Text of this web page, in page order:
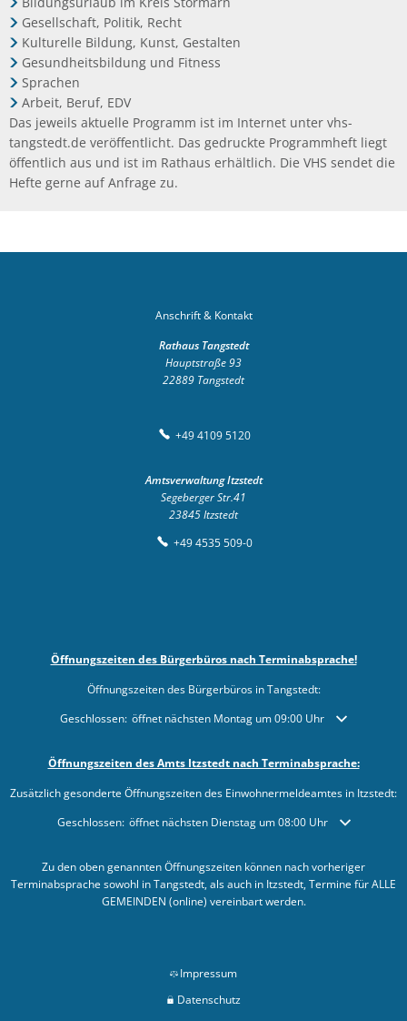
Gesellschaft, Politik, Recht
Kulturelle Bildung, Kunst, Gestalten
Gesundheitsbildung und Fitness
Sprachen
Arbeit, Beruf, EDV
Das jeweils aktuelle Programm ist im Internet unter vhs-
tangstedt.de veröffentlicht. Das gedruckte Programmheft liegt
öffentlich aus und ist im Rathaus erhältlich. Die VHS sendet die
Hefte gerne auf Anfrage zu.
Anschrift & Kontakt
Rathaus Tangstedt
Hauptstraße 93
22889 Tangstedt
+49 4109 5120
Amtsverwaltung Itzstedt
Segeberger Str.41
23845Itzstedt
+49 4535 509-0
Öffnungszeiten des Bürgerbüros nach Terminabsprache!
Öffnungszeiten des Bürgerbüros in Tangstedt:
Klicken, um weitere Öffnungs- oder Schließzeiten auszublenden
Geschlossen: öffnet nächsten Montag um 09:00 Uhr
Öffnungszeiten des Amts Itzstedt nach Terminabsprache:
Zusätzlich gesonderte Öffnungszeiten des Einwohnermeldeamtes in Itzstedt:
Klicken, um weitere Öffnungs- oder Schließzeiten auszublenden
Geschlossen: öffnet nächsten Dienstag um 08:00 Uhr
Zu den oben genannten Öffnungszeiten können nach vorheriger
Terminabsprache sowohl in Tangstedt, als auch in Itzstedt, Termine für ALLE
GEMEINDEN (online) vereinbart werden.
Impressum
Datenschutz